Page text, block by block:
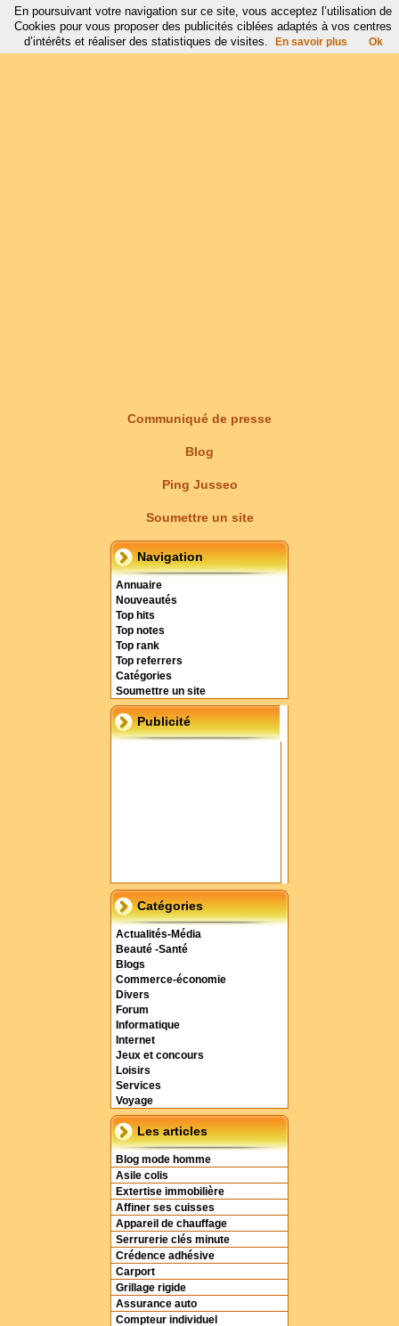
Communiqué de presse
Blog
Ping Jusseo
Soumettre un site
Navigation
Annuaire
Nouveautés
Top hits
Top notes
Top rank
Top referrers
Catégories
Soumettre un site
Publicité
Catégories
Actualités-Média
Beauté -Santé
Blogs
Commerce-économie
Divers
Forum
Informatique
Internet
Jeux et concours
Loisirs
Services
Voyage
Les articles
Blog mode homme
Asile colis
Extertise immobilière
Affiner ses cuisses
Appareil de chauffage
Serrurerie clés minute
Crédence adhésive
Carport
Grillage rigide
Assurance auto
Compteur individuel
En poursuivant votre navigation sur ce site, vous acceptez l’utilisation de
Cookies pour vous proposer des publicités ciblées adaptés à vos centres
d’intérêts et réaliser des statistiques de visites.
En savoir plus Ok